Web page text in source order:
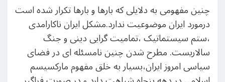
چنین مفهومی به دلایلی که بارها و بارها تکرار شده است
درمورد ایران موضوعیت ندارد.مشکل ایران ناکارامدی
،ستم سیستماتیک ،تمامیت گرایی دینی و جنگ
سالاریست. مطرح شدن چنین نامسئله ای در فضای
سیاسی امروز ایران،بسیار به خلق مفهوم مارکسیسم